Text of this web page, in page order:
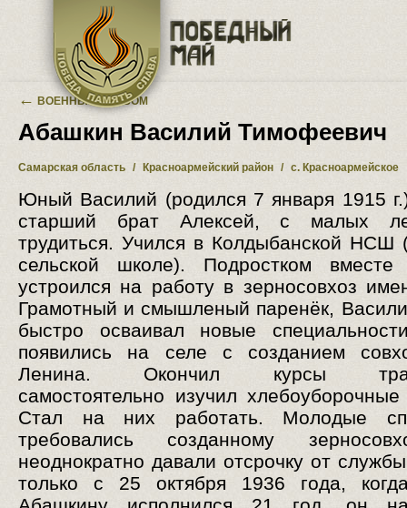
Перейти к основному содержанию
← ВОЕННЫЙ АЛЬБОМ
Абашкин Василий Тимофеевич
Самарская область / Красноармейский район / с. Красноармейское
Юный Василий (родился 7 января 1915
старший брат Алексей, с малых
трудиться. Учился в Колдыбанской НСШ
сельской школе). Подростком
устроился на работу в зерносовхоз
Грамотный и смышленый паренёк,
быстро осваивал новые
появились на селе с созданием
Ленина. Окончил курсы
самостоятельно изучил
Стал на них работать. Молодые
требовались созданному
неоднократно давали отсрочку от
только с 25 октября 1936 года,